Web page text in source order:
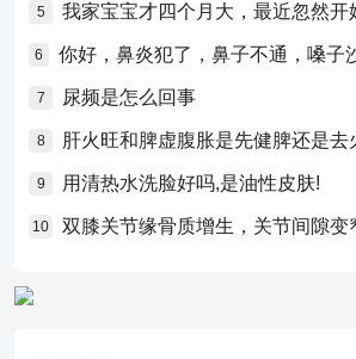
5 我家宝宝才四个月大，最近忽然开
6
7 尿频是怎么回事
8 肝火旺和脾虚腹胀是先健脾还是去
9 用清热水洗脸好吗,是油性皮肤!
10 双膝关节缘骨质增生，关节间隙变